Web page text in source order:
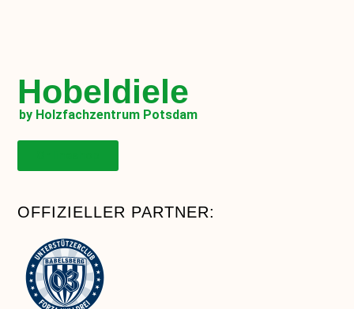
Hobeldiele
by Holzfachzentrum Potsdam
OFFIZIELLER PARTNER: